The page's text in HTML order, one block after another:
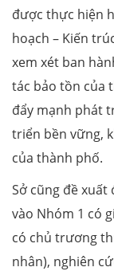
được thực hiện
hoạch – Kiến
xem xét ban
tác bảo tồn của
đẩy mạnh phát
triển bền vững,
của thành phố.
Sở cũng đề
vào Nhóm 1 có
có chủ trương
nhân), nghiên